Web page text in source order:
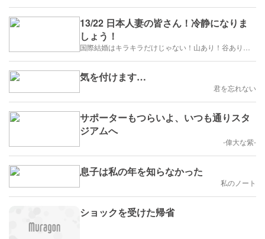
13/22 日本人妻の皆さん！冷静になりま
しょう！
気を付けます…
君を忘れない
サポーターもつらいよ、いつも通りスタ
ジアムへ
-偉大な紫-
息子は私の年を知らなかった
私のノート
ショックを受けた帰省